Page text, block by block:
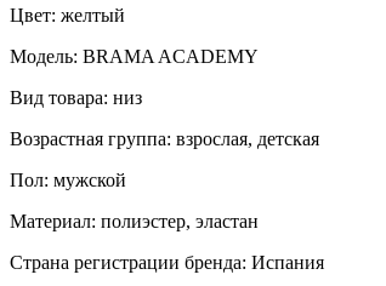
Цвет: желтый
Модель: BRAMA ACADEMY
Вид товара: низ
Возрастная группа: взрослая, детская
Пол: мужской
Материал: полиэстер, эластан
Страна регистрации бренда: Испания